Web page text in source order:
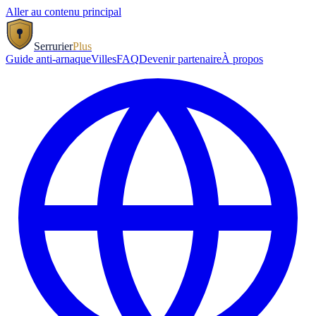
Aller au contenu principal
SerrurierPlus
Guide anti-arnaqueVillesFAQDevenir partenaireÀ propos